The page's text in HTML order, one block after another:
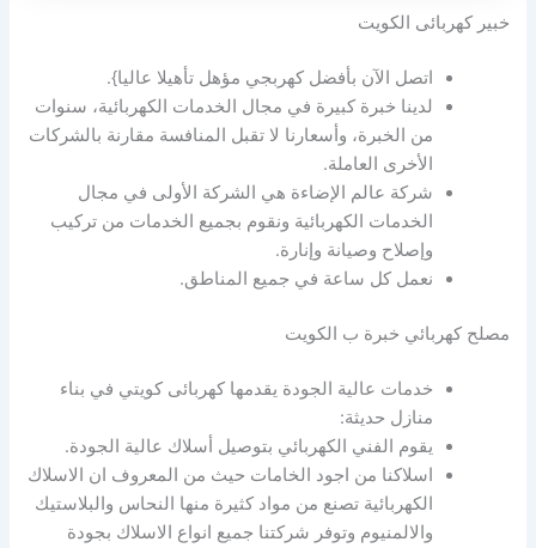
خبير كهربائى الكويت
اتصل الآن بأفضل كهربجي مؤهل تأهيلا عاليا}.
لدينا خبرة كبيرة في مجال الخدمات الكهربائية، سنوات
من الخبرة، وأسعارنا لا تقبل المنافسة مقارنة بالشركات
الأخرى العاملة.
شركة عالم الإضاءة هي الشركة الأولى في مجال
الخدمات الكهربائية ونقوم بجميع الخدمات من تركيب
وإصلاح وصيانة وإنارة.
نعمل كل ساعة في جميع المناطق.
مصلح كهربائي خبرة ب الكويت
خدمات عالية الجودة يقدمها كهربائى كويتي في بناء
منازل حديثة:
يقوم الفني الكهربائي بتوصيل أسلاك عالية الجودة.
اسلاكنا من اجود الخامات حيث من المعروف ان الاسلاك
الكهربائية تصنع من مواد كثيرة منها النحاس والبلاستيك
والالمنيوم وتوفر شركتنا جميع انواع الاسلاك بجودة